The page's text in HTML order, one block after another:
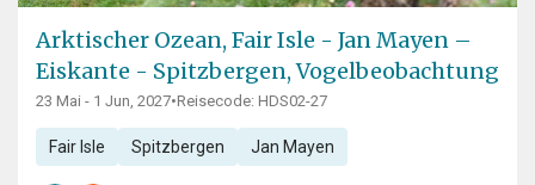
Arktischer Ozean, Fair Isle - Jan Mayen –
Eiskante - Spitzbergen, Vogelbeobachtung
23 Mai - 1 Jun, 2027•Reisecode: HDS02-27
Fair Isle Spitzbergen Jan Mayen